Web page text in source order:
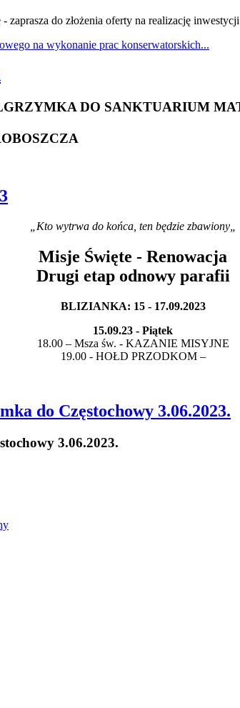
do złożenia oferty na realizację
na wykonanie prac konserwatorskich...
DO SANKTUARIUM
„Kto wytrwa do końca, ten będzie zbawiony„
Misje Święte - Renowacja
Drugi etap odnowy parafii
BLIZIANKA: 15 - 17.09.2023
15.09.23 - Piątek
18.00 – Msza św. - KAZANIE MISYJNE
19.00 - HOŁD PRZODKOM –
do Częstochowy 3.06.2023.
3.06.2023.